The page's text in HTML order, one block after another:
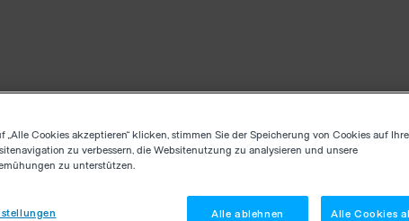
„Alle Cookies akzeptieren“ klicken, stimmen Sie der Speicherung von Cookies auf
zu verbessern, die Websitenutzung zu analysieren und unsere
zu unterstützen.
Alle ablehnen Alle Cookies